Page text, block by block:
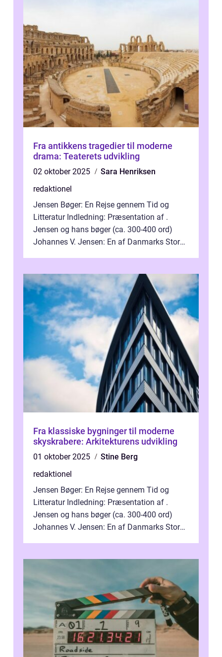
Fra antikkens tragedier til moderne
drama: Teaterets udvikling
02 oktober 2025
Sara Henriksen
redaktionel
Jensen Bøger: En Rejse gennem Tid og
Litteratur Indledning: Præsentation af .
Jensen og hans bøger (ca. 300-400 ord)
Johannes V. Jensen: En af Danmarks Store
Fra klassiske bygninger til moderne
skyskrabere: Arkitekturens udvikling
01 oktober 2025
Stine Berg
redaktionel
Jensen Bøger: En Rejse gennem Tid og
Litteratur Indledning: Præsentation af .
Jensen og hans bøger (ca. 300-400 ord)
Johannes V. Jensen: En af Danmarks Store